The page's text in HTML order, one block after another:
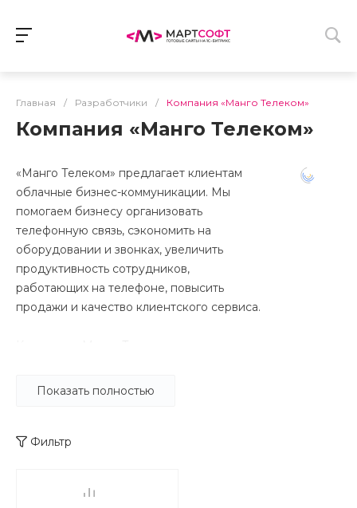
Главная / Разработчики / Компания «Манго Телеком»
Компания «Манго Телеком»
«Манго Телеком» предлагает клиентам
облачные бизнес-коммуникации. Мы
помогаем бизнесу организовать
телефонную связь, сэкономить на
оборудовании и звонках, увеличить
продуктивность сотрудников,
работающих на телефоне, повысить
продажи и качество клиентского сервиса.
место на российском рынке виртуальных
000 предприятий.
Показать полностью
Фильтр